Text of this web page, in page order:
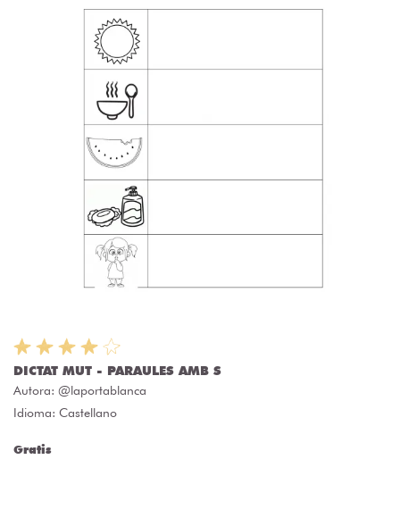
DICTAT MUT - PARAULES AMB S
Autora: @laportablanca
Idioma: Castellano
Gratis